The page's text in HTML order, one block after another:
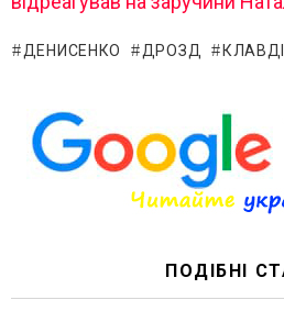
ДЕНИСЕНКО ДРОЗД
ПОДІБНІ